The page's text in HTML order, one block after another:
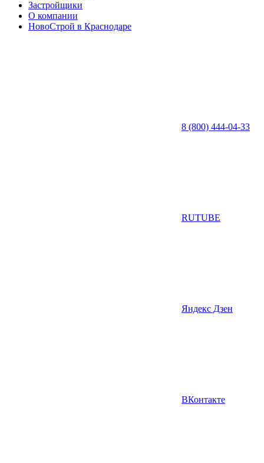
Застройщики
О компании
НовоСтрой в Краснодаре
8 (800) 444-04-33
RUTUBE
Яндекс Дзен
ВКонтакте